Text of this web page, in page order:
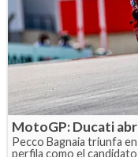
MotoGP: Ducati
Pecco Bagnaia triunfa
perfila como el